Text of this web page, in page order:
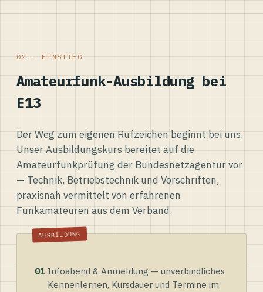
02 — EINSTIEG
Amateurfunk-Ausbildung bei
E13
Der Weg zum eigenen Rufzeichen beginnt bei uns.
Unser Ausbildungskurs bereitet auf die
Amateurfunkprüfung der Bundesnetzagentur vor
— Technik, Betriebstechnik und Vorschriften,
praxisnah vermittelt von erfahrenen
Funkamateuren aus dem Verband.
01 Infoabend & Anmeldung — unverbindliches
Kennenlernen, Kursdauer und Termine im